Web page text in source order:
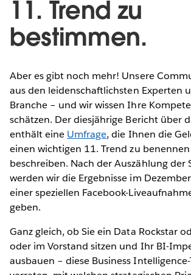
11. Trend zu
bestimmen.
Aber es gibt noch mehr! Unsere
aus den leidenschaftlichsten Experten
Branche – und wir wissen Ihre
schätzen. Der diesjährige Bericht über
enthält eine Umfrage, die Ihnen die
einen wichtigen 11. Trend zu
beschreiben. Nach der Auszählung der
werden wir die Ergebnisse im
einer speziellen Facebook-
geben.
Ganz gleich, ob Sie ein Data Rockstar
oder im Vorstand sitzen und Ihr BI-
ausbauen – diese Business